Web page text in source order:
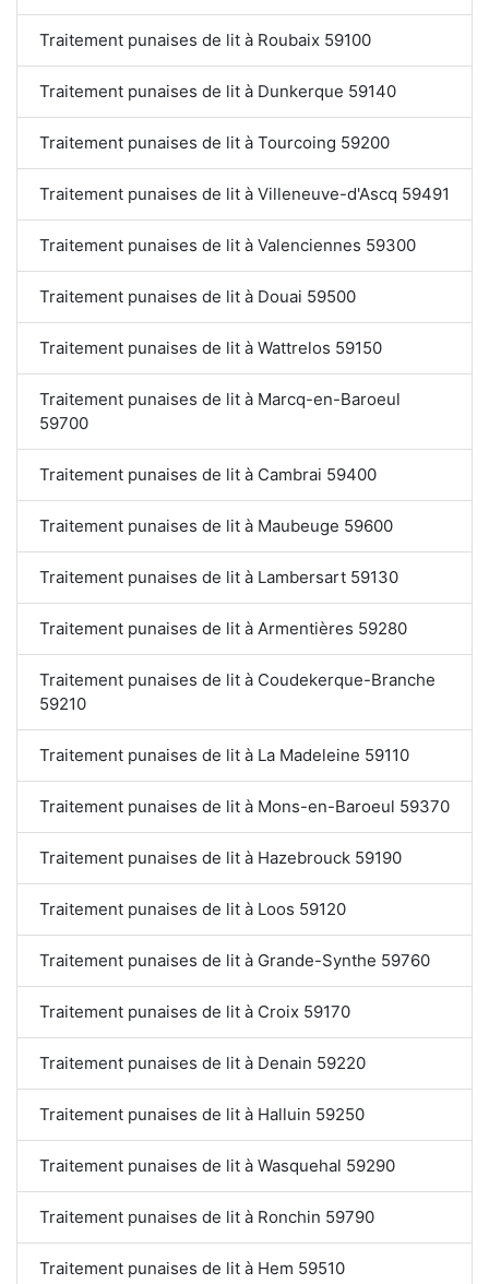
Traitement punaises de lit à Roubaix 59100
Traitement punaises de lit à Dunkerque 59140
Traitement punaises de lit à Tourcoing 59200
Traitement punaises de lit à Villeneuve-d'Ascq 59491
Traitement punaises de lit à Valenciennes 59300
Traitement punaises de lit à Douai 59500
Traitement punaises de lit à Wattrelos 59150
Traitement punaises de lit à Marcq-en-Baroeul
59700
Traitement punaises de lit à Cambrai 59400
Traitement punaises de lit à Maubeuge 59600
Traitement punaises de lit à Lambersart 59130
Traitement punaises de lit à Armentières 59280
Traitement punaises de lit à Coudekerque-Branche
59210
Traitement punaises de lit à La Madeleine 59110
Traitement punaises de lit à Mons-en-Baroeul 59370
Traitement punaises de lit à Hazebrouck 59190
Traitement punaises de lit à Loos 59120
Traitement punaises de lit à Grande-Synthe 59760
Traitement punaises de lit à Croix 59170
Traitement punaises de lit à Denain 59220
Traitement punaises de lit à Halluin 59250
Traitement punaises de lit à Wasquehal 59290
Traitement punaises de lit à Ronchin 59790
Traitement punaises de lit à Hem 59510